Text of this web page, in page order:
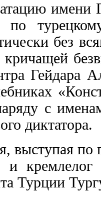
имени
по
без
Гейдара
с
диктатора.
выступая по
и
Турции